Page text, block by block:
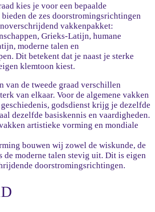
kies je voor een bepaalde
de zes doorstromingsrichtingen
vakkenpakket:
Grieks-Latijn, humane
moderne talen en
Dit betekent dat je naast je sterke
klemtoon kiest.
van de tweede graad verschillen
van elkaar. Voor de algemene vakken
godsdienst krijg je dezelfde
dezelfde basiskennis en vaardigheden.
artistieke vorming en mondiale
bouwen wij zowel de wiskunde, de
de moderne talen stevig uit. Dit is eigen
doorstromingsrichtingen.